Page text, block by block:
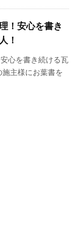
！安心を書き
！
心を書き続ける瓦
主様にお葉書を